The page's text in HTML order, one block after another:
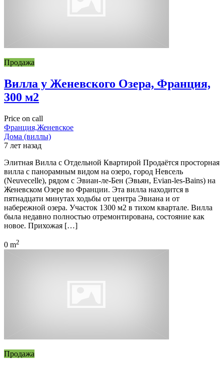
Продажа
Вилла у Женевского Озера, Франция,
300 м2
Price on call
Франция,Женевское
Дома (виллы)
7 лет назад
Элитная Вилла с Отдельной Квартирой Продаётся просторная
вилла с панорамным видом на озеро, город Невсель
(Neuvecelle), рядом с Эвиан-ле-Бен (Эвьян, Evian-les-Bains) на
Женевском Озере во Франции. Эта вилла находится в
пятнадцати минутах ходьбы от центра Эвиана и от
набережной озера. Участок 1300 м2 в тихом квартале. Вилла
была недавно полностью отремонтирована, состояние как
новое. Прихожая […]
0 m2
Продажа